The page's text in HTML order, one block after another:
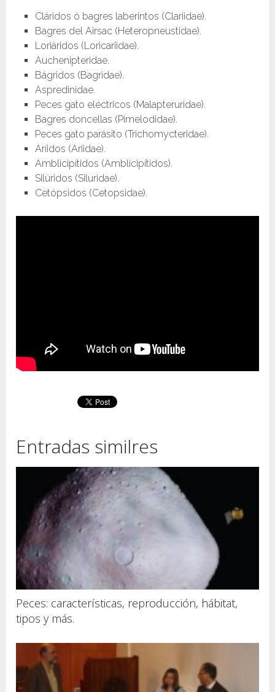
Cláridos ó bagres laberintos (Clariidae).
Bagres del Airsac (Heteropneustidae).
Loriáridos (Loricariidae).
Auchenipteridae.
Bágridos (Bagridae).
Aspredinidae.
Peces gato eléctricos (Malapteruridae).
Bagres doncellas (Pimelodidae).
Peces gato parásito (Trichomycteridae).
Aríidos (Ariidae).
Amblicipítidos (Amblicipítidos).
Silúridos (Siluridae).
Cetópsidos (Cetopsidae).
Entradas similres
Peces: características, reproducción, hábitat,
tipos y más.